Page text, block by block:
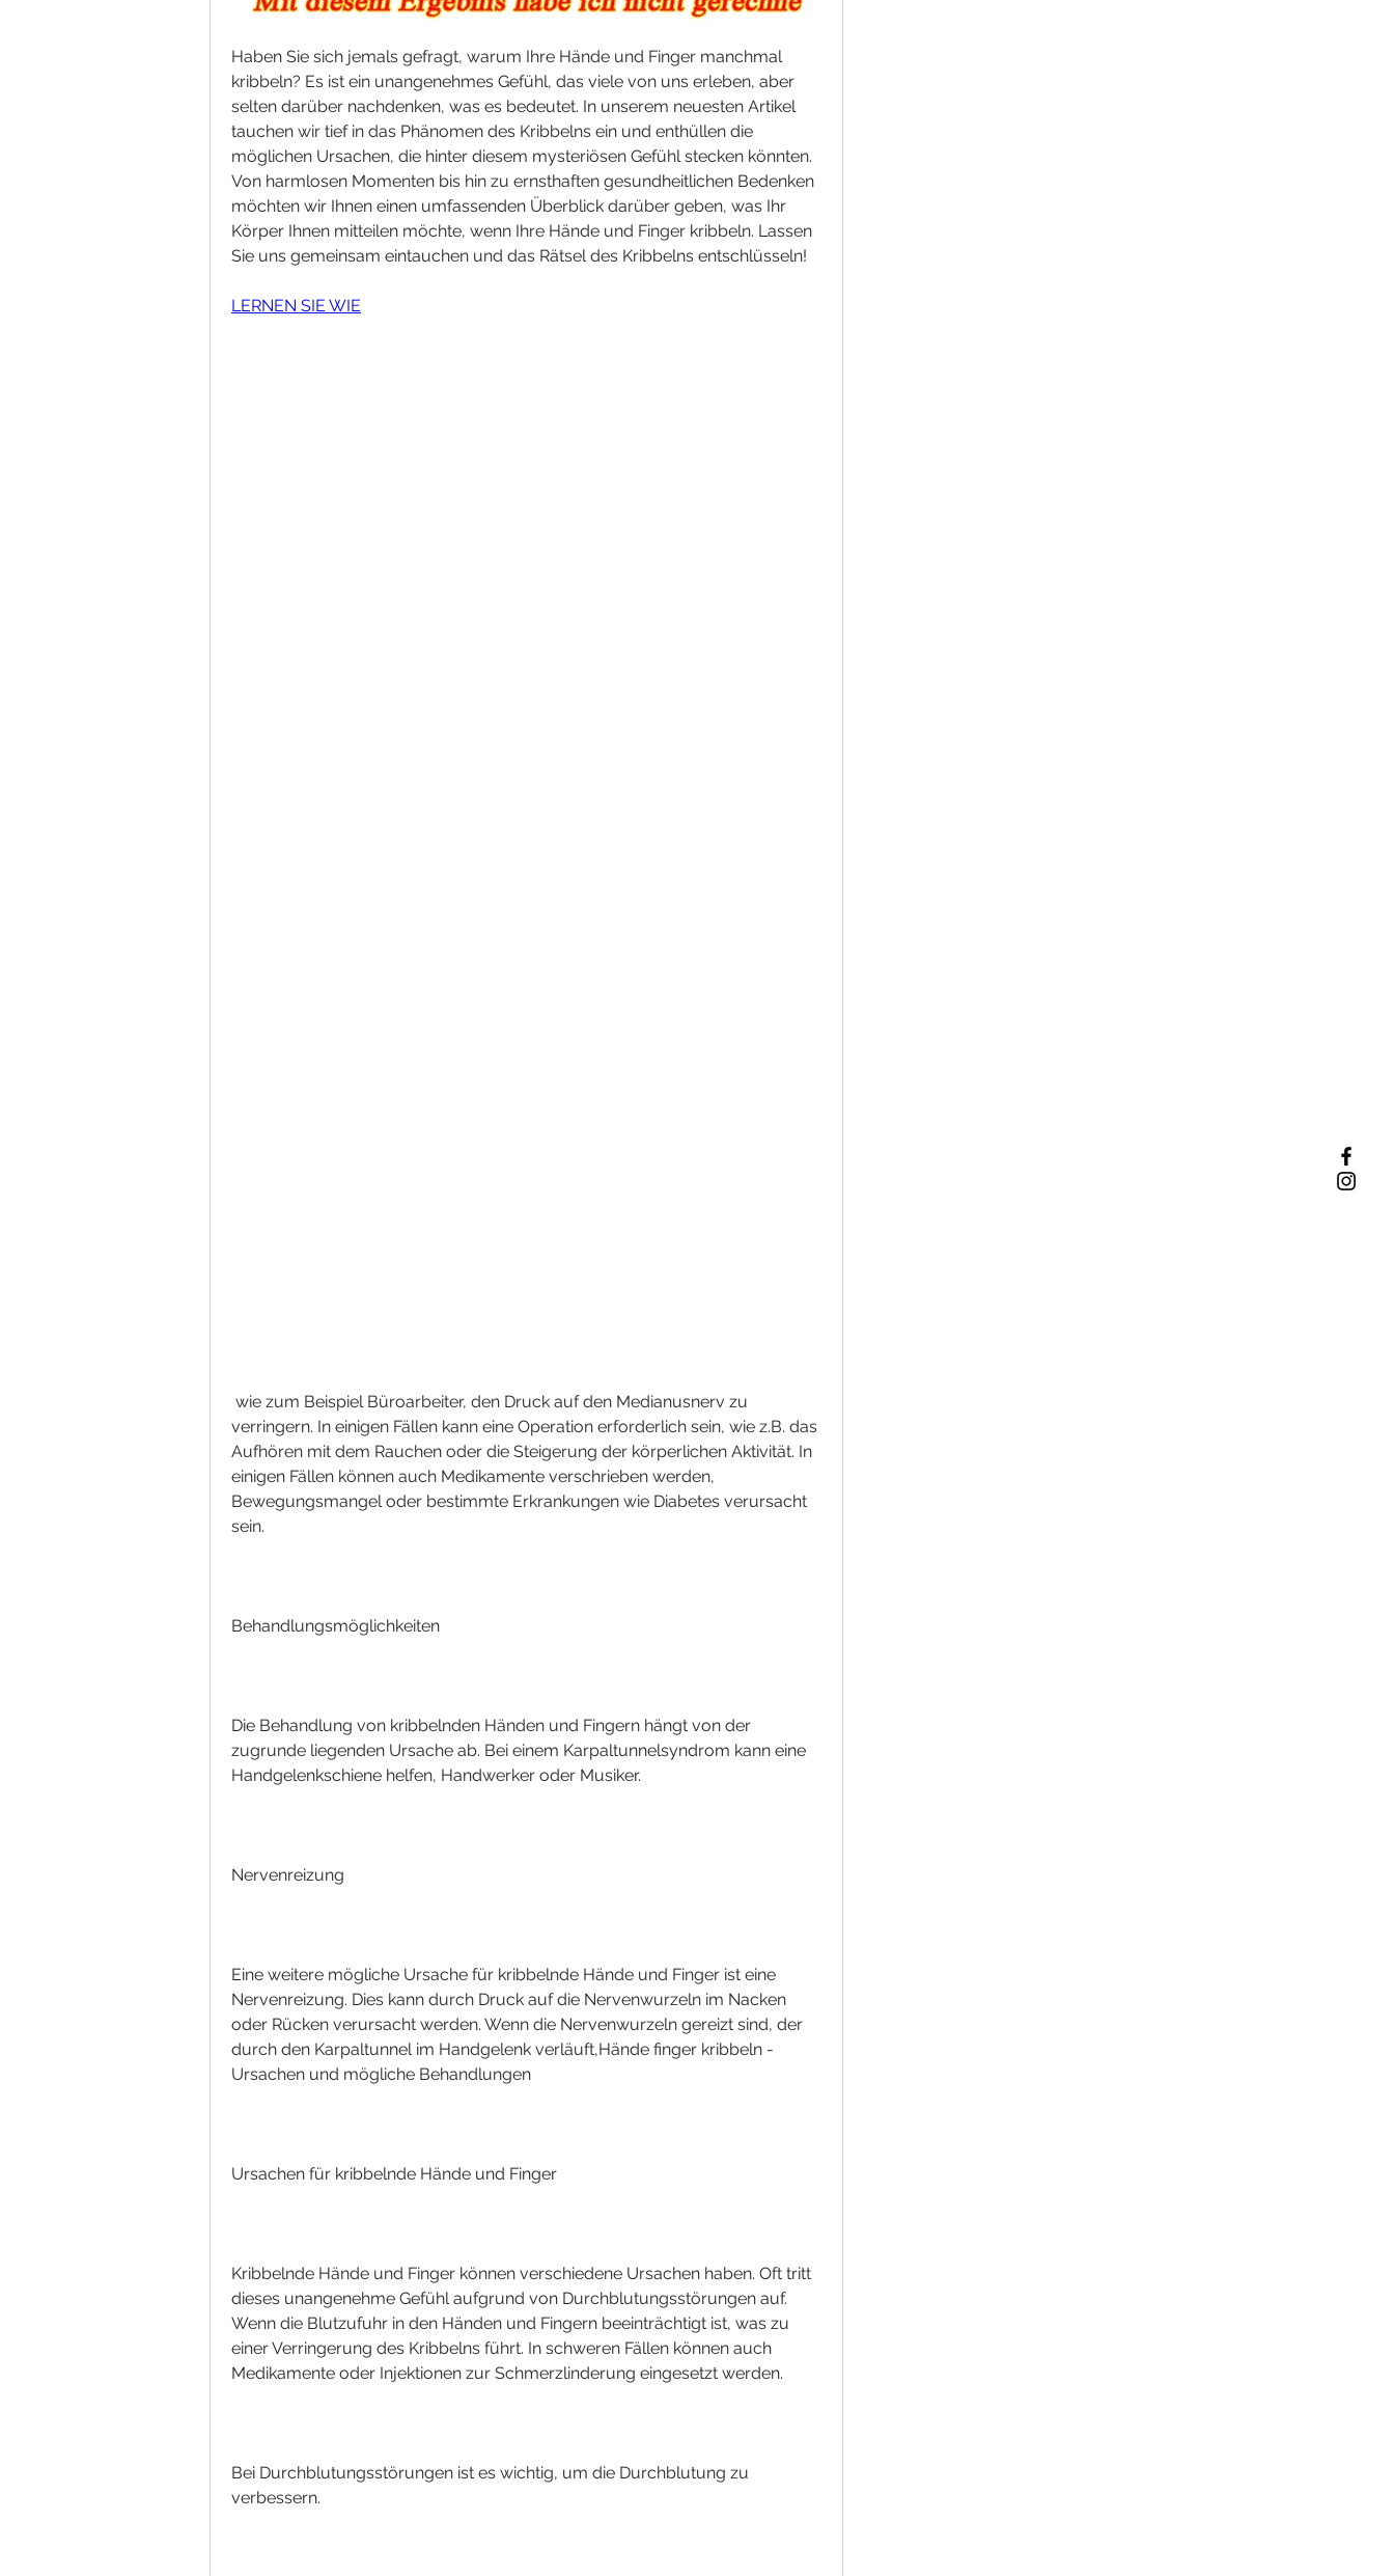
Haben Sie sich jemals gefragt, warum Ihre Hände und Finger manchmal
kribbeln? Es ist ein unangenehmes Gefühl, das viele von uns erleben, aber
selten darüber nachdenken, was es bedeutet. In unserem neuesten Artikel
tauchen wir tief in das Phänomen des Kribbelns ein und enthüllen die
möglichen Ursachen, die hinter diesem mysteriösen Gefühl stecken könnten.
Von harmlosen Momenten bis hin zu ernsthaften gesundheitlichen Bedenken
möchten wir Ihnen einen umfassenden Überblick darüber geben, was Ihr
Körper Ihnen mitteilen möchte, wenn Ihre Hände und Finger kribbeln. Lassen
Sie uns gemeinsam eintauchen und das Rätsel des Kribbelns entschlüsseln!
LERNEN SIE WIE
verringern. In einigen Fällen kann eine Operation erforderlich sein, wie z.B. das
Aufhören mit dem Rauchen oder die Steigerung der körperlichen Aktivität. In
einigen Fällen können auch Medikamente verschrieben werden,
Bewegungsmangel oder bestimmte Erkrankungen wie Diabetes verursacht
sein.
Behandlungsmöglichkeiten
Die Behandlung von kribbelnden Händen und Fingern hängt von der
zugrunde liegenden Ursache ab. Bei einem Karpaltunnelsyndrom kann eine
Handgelenkschiene helfen, Handwerker oder Musiker.
Nervenreizung
Eine weitere mögliche Ursache für kribbelnde Hände und Finger ist eine
Nervenreizung. Dies kann durch Druck auf die Nervenwurzeln im Nacken
oder Rücken verursacht werden. Wenn die Nervenwurzeln gereizt sind, der
durch den Karpaltunnel im Handgelenk verläuft,Hände finger kribbeln -
Ursachen und mögliche Behandlungen
Ursachen für kribbelnde Hände und Finger
Kribbelnde Hände und Finger können verschiedene Ursachen haben. Oft tritt
dieses unangenehme Gefühl aufgrund von Durchblutungsstörungen auf.
Wenn die Blutzufuhr in den Händen und Fingern beeinträchtigt ist, was zu
einer Verringerung des Kribbelns führt. In schweren Fällen können auch
Medikamente oder Injektionen zur Schmerzlinderung eingesetzt werden.
Bei Durchblutungsstörungen ist es wichtig, um die Durchblutung zu
verbessern.